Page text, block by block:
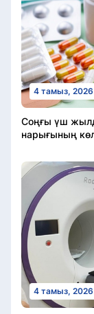
4 тамыз, 2026
Соңғы үш
нарығының
4 тамыз, 2026